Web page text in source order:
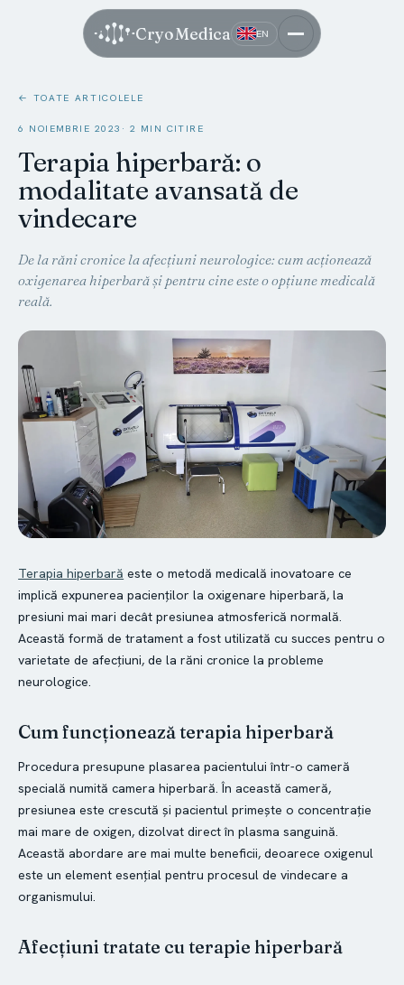
CryoMedica EN
← TOATE ARTICOLELE
6 NOIEMBRIE 2023 · 2 MIN CITIRE
Terapia hiperbară: o
modalitate avansată de
vindecare
De la răni cronice la afecțiuni neurologice: cum acționează
oxigenarea hiperbară și pentru cine este o opțiune medicală
reală.
Terapia hiperbară este o metodă medicală inovatoare ce
implică expunerea pacienților la oxigenare hiperbară, la
presiuni mai mari decât presiunea atmosferică normală.
Această formă de tratament a fost utilizată cu succes pentru o
varietate de afecțiuni, de la răni cronice la probleme
neurologice.
Cum funcționează terapia hiperbară
Procedura presupune plasarea pacientului într-o cameră
specială numită camera hiperbară. În această cameră,
presiunea este crescută și pacientul primește o concentrație
mai mare de oxigen, dizolvat direct în plasma sanguină.
Această abordare are mai multe beneficii, deoarece oxigenul
este un element esențial pentru procesul de vindecare a
organismului.
Afecțiuni tratate cu terapie hiperbară